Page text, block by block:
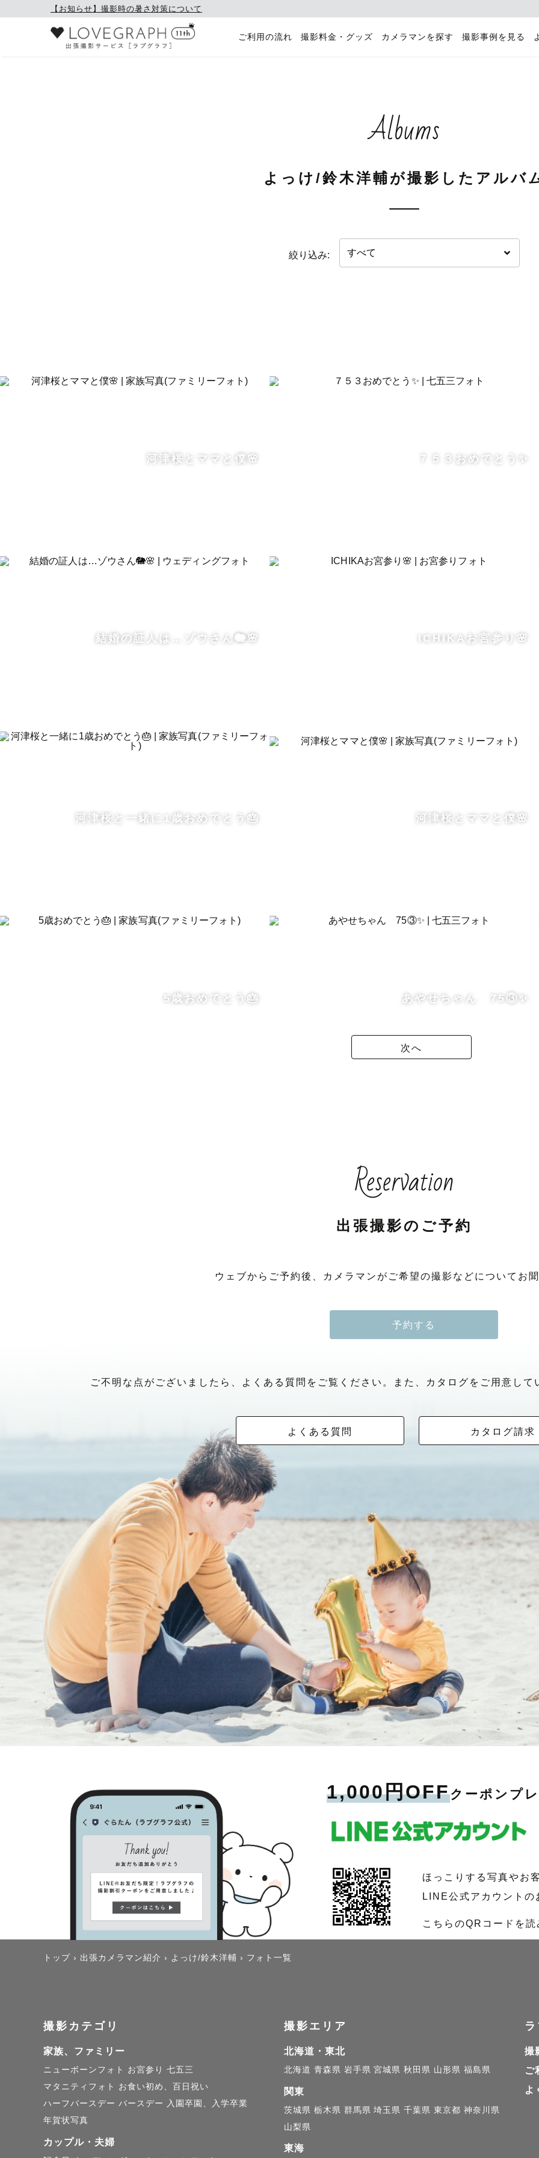
【お知らせ】撮影時の暑さ対策について
ご利用の流れ 撮影料金・グッズ カメラマンを探す 撮影事例を見る
Albums
よっけ/鈴木洋輔が撮影したアルバ
絞り込み:
河津桜とママと僕🌸 ７５３おめでとう✨
結婚の証人は…ゾウさん🐘🌸 ICHIKAお宮参り🌸
河津桜と一緒に1歳おめでとう🎂 河津桜とママと僕🌸
5歳おめでとう🎂 あやせちゃん 75③✨
次へ
Reservation
出張撮影のご予約
ウェブからご予約後、カメラマンがご希望の撮影などについてお聞
予約する
ご不明な点がございましたら、よくある質問をご覧ください。また、カタログをご用意して
よくある質問 カタログ請求
1,000円OFFクーポンプ
ほっこりする写真やお
LINE公式アカウントの
こちらのQRコードを
トップ › 出張カメラマン紹介 › よっけ/鈴木洋輔 › フォト一覧
撮影カテゴリ
家族、ファミリー
ニューボーンフォト お宮参り 七五三
マタニティフォト
お食い初め、百日祝い
ハーフバースデー バースデー 入園卒園、入学卒業
年賀状写真
カップル・夫婦
撮影エリア
北海道・東北
北海道 青森県 岩手県 宮城県 秋田県 山形県 福島県
関東
茨城県 栃木県 群馬県 埼玉県 千葉県 東京都 神奈川県
山梨県
東海
撮
ご
よ